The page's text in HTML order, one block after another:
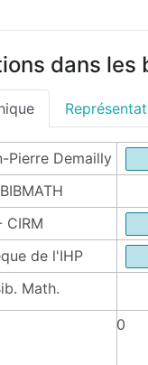
dans les
Pierre Demailly
CIRM
de l'IHP
Math.
1940